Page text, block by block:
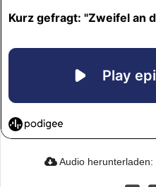
Audio herunterladen: